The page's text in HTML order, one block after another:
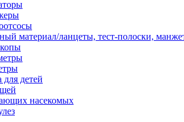
материал/ланцеты, тест-полоски,
для детей
насекомых